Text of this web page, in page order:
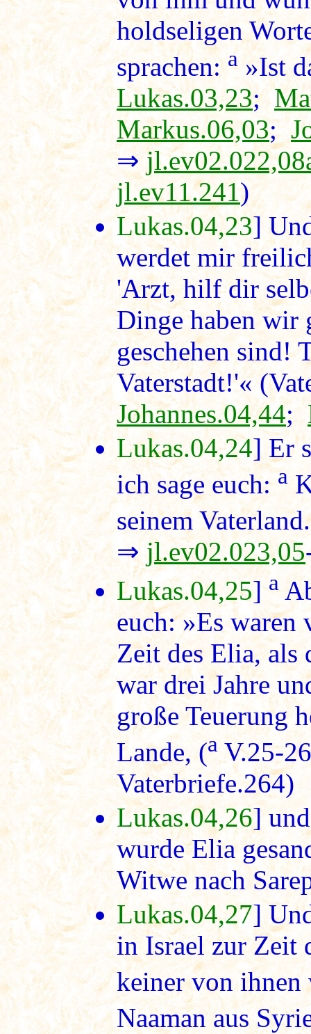
holdseligen
sprachen:a »Ist
Lukas.03,23;
Markus.06,03;
⇒
jl.ev11.241)
Lukas.04,23]
werdet mir
'Arzt, hilf dir
Dinge haben wir
geschehen sind!
Vaterstadt!'«
Johannes.04,44;
Lukas.04,24] Er
ich sage euch: a
seinem
⇒ jl.ev02.023,05
Lukas.04,25]a
euch: »Es
Zeit des Elia, als
war drei Jahre
große Teuerung
Lande, (a V.25-
Vaterbriefe.264)
Lukas.04,26]
wurde Elia
Witwe nach
Lukas.04,27]
in Israel zur Zeit
keiner von
Naaman aus